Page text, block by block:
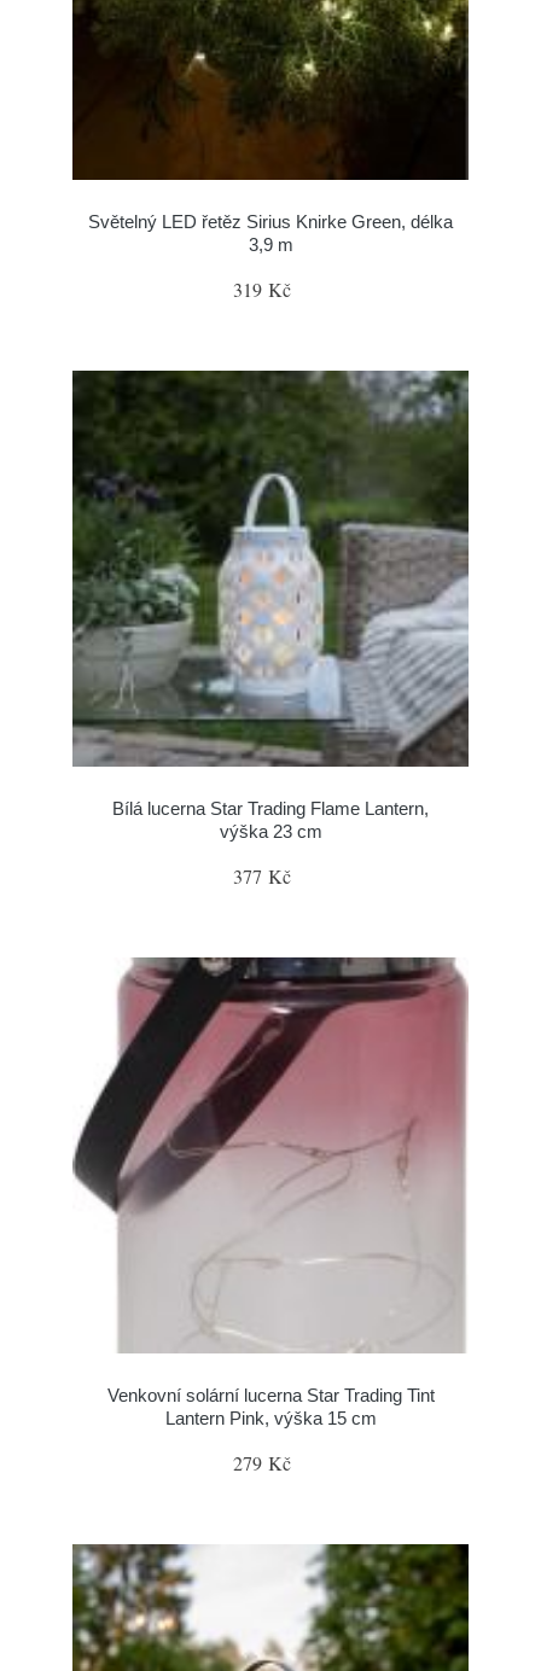
Světelný LED řetěz Sirius Knirke Green, délka
3,9 m
319 Kč
Bílá lucerna Star Trading Flame Lantern,
výška 23 cm
377 Kč
Venkovní solární lucerna Star Trading Tint
Lantern Pink, výška 15 cm
279 Kč